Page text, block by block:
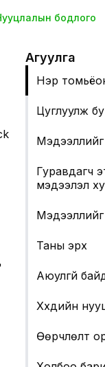
бодлого
Агуулга
Нэр
Цуглуулж
Гуравдагч
мэдээлэл
Мэдээллийг
Таны эрх
Аюулгүй
Хүүхдийн
Өөрчлөлт